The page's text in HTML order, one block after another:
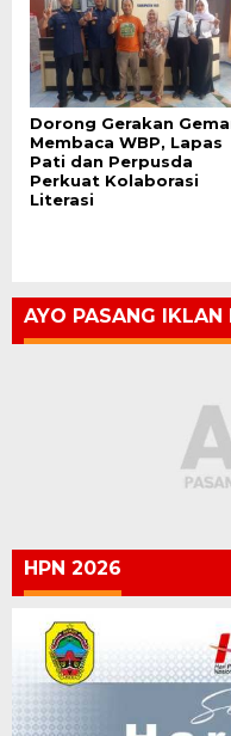
Dorong Gerakan
Membaca WBP, Lapas
Pati dan Perpusda
Perkuat Kolaborasi
Literasi
AYO PASANG IKLAN
HPN 2026